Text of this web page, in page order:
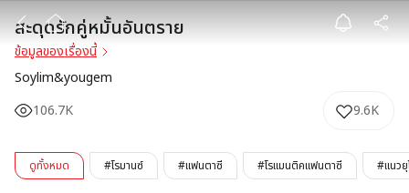
สะดุดรักคู่หมั้นอั
สะดุดรักคู่หมั้นอันตราย
ข้อมูลของเรื่องนี้
Soylim&yougem
106.7K
9.6K
ดูทั้งหมด #โรมานซ์ #แฟนตาซี #โรแมนติคแฟนตาซี #แนวยุ